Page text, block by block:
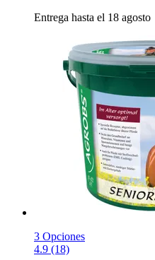
Entrega hasta el 18 agosto
3 Opciones
4.9 (18)